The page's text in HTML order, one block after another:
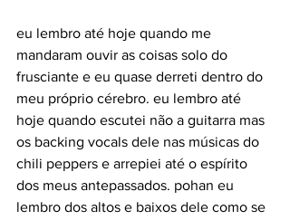
eu lembro até hoje quando me
mandaram ouvir as coisas solo do
frusciante e eu quase derreti dentro do
meu próprio cérebro. eu lembro até
hoje quando escutei não a guitarra mas
os backing vocals dele nas músicas do
chili peppers e arrepiei até o espírito
dos meus antepassados. pohan eu
lembro dos altos e baixos dele como se